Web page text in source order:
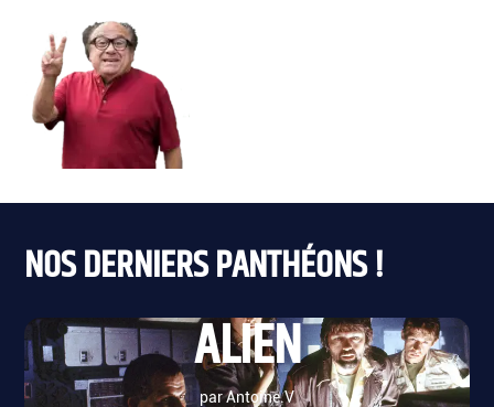
NOS DERNIERS PANTHÉONS !
ALIEN
par Antoine.V